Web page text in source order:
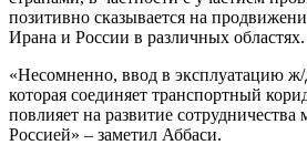
позитивно сказывается на
Ирана и России в различных областях.
«Несомненно, ввод в эксплуатацию
которая соединяет транспортный
повлияет на развитие
Россией» – заметил Аббаси.